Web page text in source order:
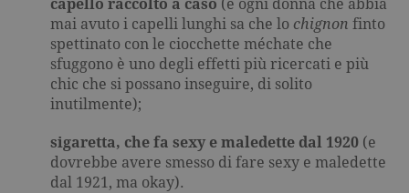
capello raccolto a caso (e ogni donna che abbia
mai avuto i capelli lunghi sa che lo chignon finto
spettinato con le ciocchette méchate che
sfuggono è uno degli effetti più ricercati e più
chic che si possano inseguire, di solito
inutilmente);
sigaretta, che fa sexy e maledette dal 1920 (e
dovrebbe avere smesso di fare sexy e maledette
dal 1921, ma okay).
visitata e
utilizzato
contare e
pagina.
_gat
.garzanti.it
Google
Universal
Analytics,